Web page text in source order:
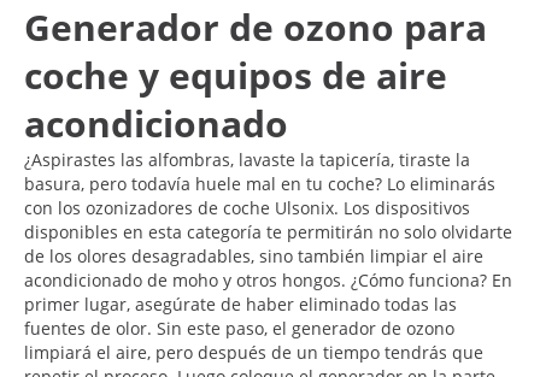
Generador de ozono para
coche y equipos de aire
acondicionado
¿Aspirastes las alfombras, lavaste la tapicería, tiraste la
basura, pero todavía huele mal en tu coche? Lo eliminarás
con los ozonizadores de coche Ulsonix. Los dispositivos
disponibles en esta categoría te permitirán no solo olvidarte
de los olores desagradables, sino también limpiar el aire
acondicionado de moho y otros hongos. ¿Cómo funciona? En
primer lugar, asegúrate de haber eliminado todas las
fuentes de olor. Sin este paso, el generador de ozono
limpiará el aire, pero después de un tiempo tendrás que